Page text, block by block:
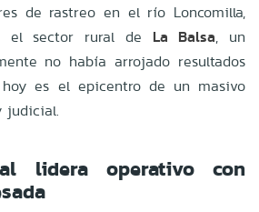
de rastreo en el río Loncomilla,
el sector rural de La Balsa, un
no había arrojado resultados
es el epicentro de un masivo
judicial.
lidera operativo con